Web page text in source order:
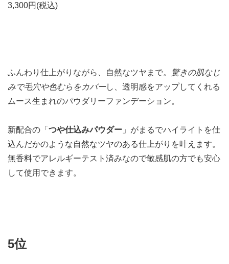
3,300円(税込)
ふんわり仕上がりながら、自然なツヤまで。
驚きの肌なじ
みで毛穴や色むらをカバーし、透明感をアップしてくれる
ムース生まれのパウダリーファンデーション。
新配合の「 つや仕込みパウダー 」がまるでハイライトを仕
込んだかのような自然なツヤのある仕上がりを叶えます。
無香料でアレルギーテスト済みなので敏感肌の方でも安心
して使用できます。
5位